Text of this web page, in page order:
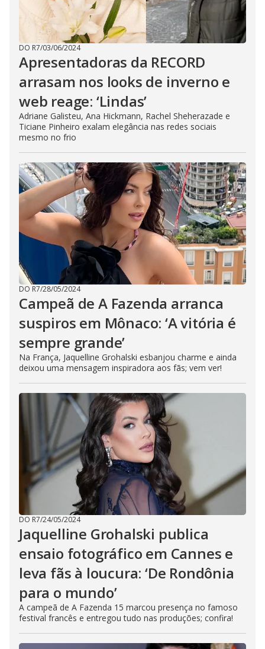
DO R7/03/06/2024
Apresentadoras da RECORD
arrasam nos looks de inverno e
web reage: ‘Lindas’
Adriane Galisteu, Ana Hickmann, Rachel Sheherazade e
Ticiane Pinheiro exalam elegância nas redes sociais
mesmo no frio
DO R7/28/05/2024
Campeã de A Fazenda arranca
suspiros em Mônaco: ‘A vitória é
sempre grande’
Na França, Jaquelline Grohalski esbanjou charme e ainda
deixou uma mensagem inspiradora aos fãs; vem ver!
DO R7/24/05/2024
Jaquelline Grohalski publica
ensaio fotográfico em Cannes e
leva fãs à loucura: ‘De Rondônia
para o mundo’
A campeã de A Fazenda 15 marcou presença no famoso
festival francês e entregou tudo nas produções; confira!